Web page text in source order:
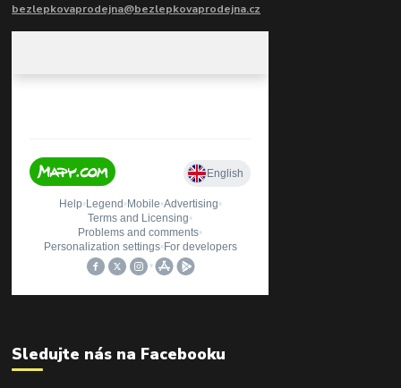
bezlepkovaprodejna@bezlepkovaprodejna.cz
Sledujte nás na Facebooku